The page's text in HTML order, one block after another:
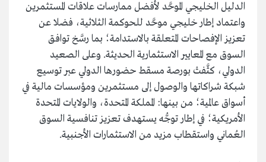
الدليل الخليجي الموحَّد لأفضل ممارسات علاقات المستثمرين
واعتماد إطار خليجي موحَّد للحوكمة الثلاثية، فضلا عن
تعزيز الإفصاحات المتعلقة بالاستدامة؛ بما رسَّخ توافق
السوق مع المعايير الاستثمارية الحديثة. وعلى الصعيد
الدولي، كثَّفتْ بورصة مسقط حضورها الدولي عبر توسيع
شبكة شراكاتها والوصول إلى مستثمرين ومؤسسات مالية في
أسواق عالمية؛ من بينها: المملكة المتحدة، والولايات المتحدة
الأمريكية؛ في إطار توجُّه يستهدف تعزيز تنافسية السوق
العُماني واستقطاب مزيد من الاستثمارات الأجنبية.